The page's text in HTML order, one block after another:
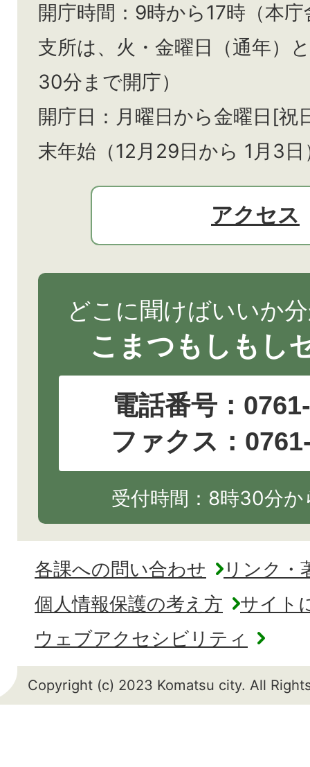
開庁時間：9時から17時（本
支所は、火・金曜日（通年）と
30分まで開庁）
開庁日：月曜日から金曜日[祝
末年始（12月29日から 1月3
アクセス
どこに聞けばいいか
こまつもしもし
電話番号：
ファクス：
受付時間：8時30分
各課への問い合わせ
リンク・
個人情報保護の考え方
サイト
ウェブアクセシビリティ
Copyright (c) 2023 Komatsu city. All